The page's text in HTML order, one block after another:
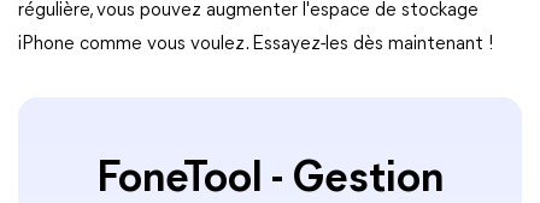
régulière, vous pouvez augmenter l'espace de stockage
iPhone comme vous voulez. Essayez-les dès maintenant !
FoneTool - Gestion